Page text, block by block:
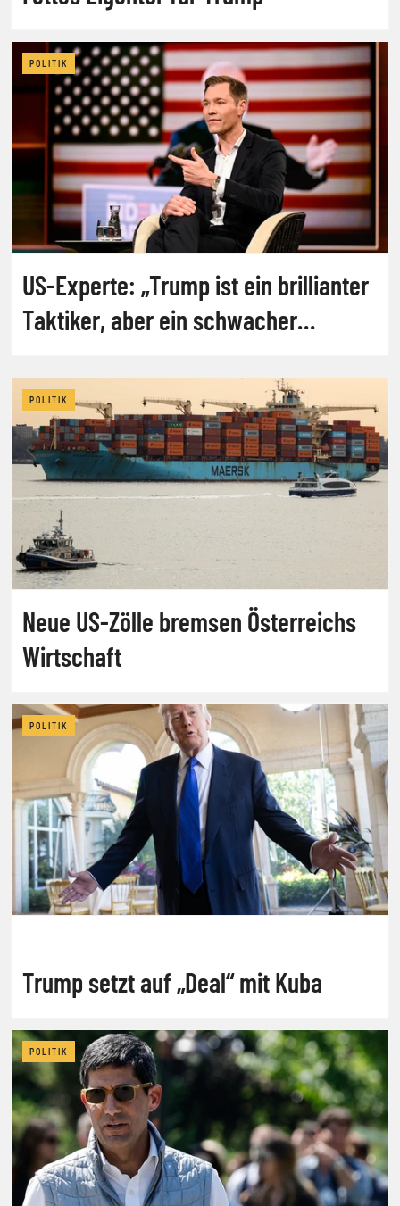
POLITIK
US-Experte: „Trump ist ein brillianter
Taktiker, aber ein schwacher
POLITIK
Neue US-Zölle bremsen Österreichs
Wirtschaft
POLITIK
Trump setzt auf „Deal“ mit Kuba
POLITIK